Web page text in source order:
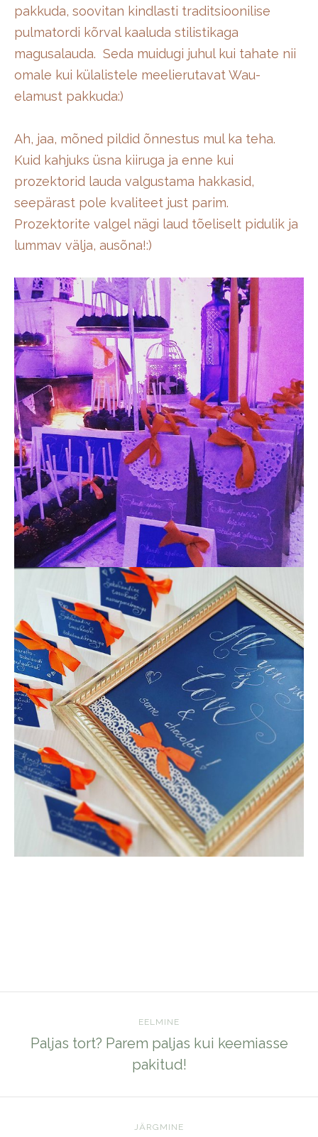
pakkuda, soovitan kindlasti traditsioonilise
pulmatordi kõrval kaaluda stilistikaga
magusalauda. Seda muidugi juhul kui tahate nii
omale kui külalistele meelierutavat Wau-
elamust pakkuda:)
Ah, jaa, mõned pildid õnnestus mul ka teha.
Kuid kahjuks üsna kiiruga ja enne kui
prozektorid lauda valgustama hakkasid,
seepärast pole kvaliteet just parim.
Prozektorite valgel nägi laud tõeliselt pidulik ja
lummav välja, ausõna!:)
EELMINE
Paljas tort? Parem paljas kui keemiasse
pakitud!
JÄRGMINE